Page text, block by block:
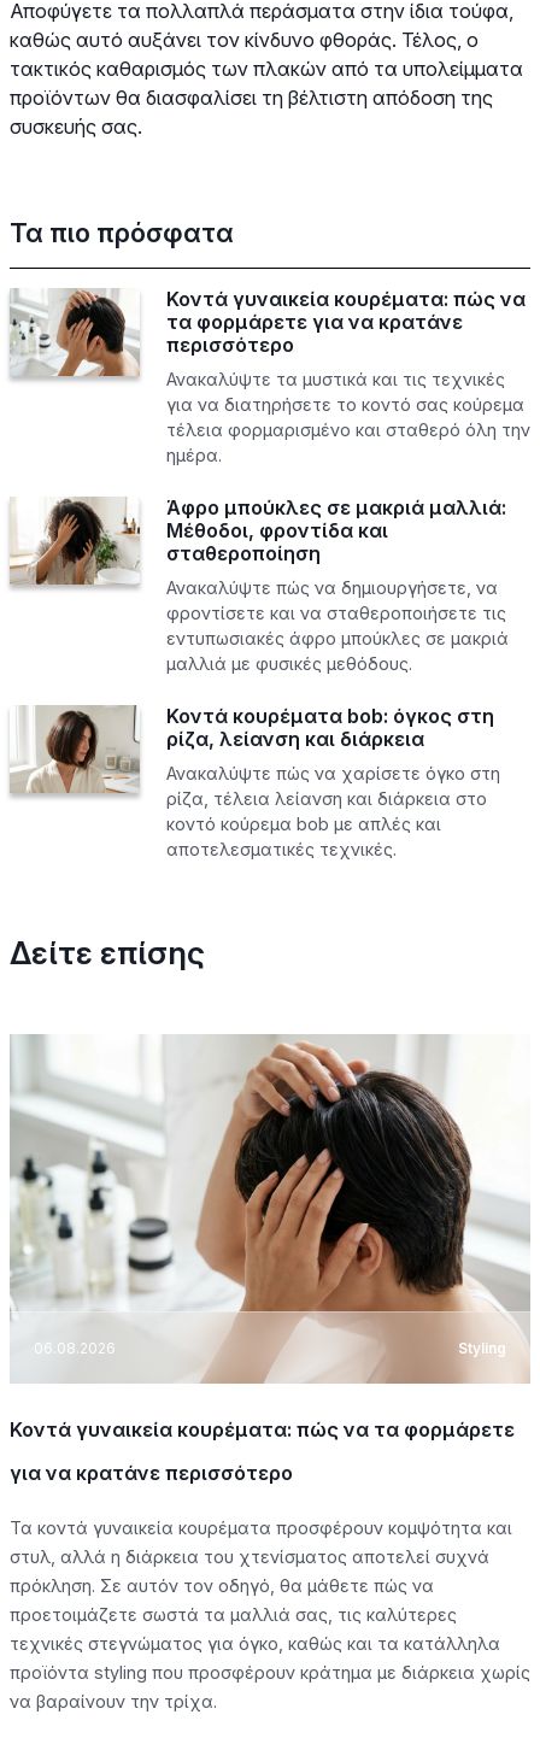
Αποφύγετε τα πολλαπλά περάσματα στην ίδια τούφα,
καθώς αυτό αυξάνει τον κίνδυνο φθοράς. Τέλος, ο
τακτικός καθαρισμός των πλακών από τα υπολείμματα
προϊόντων θα διασφαλίσει τη βέλτιστη απόδοση της
συσκευής σας.
Τα πιο πρόσφατα
Κοντά γυναικεία κουρέματα: πώς να
τα φορμάρετε για να κρατάνε
περισσότερο
Ανακαλύψτε τα μυστικά και τις τεχνικές
για να διατηρήσετε το κοντό σας κούρεμα
τέλεια φορμαρισμένο και σταθερό όλη την
ημέρα.
Άφρο μπούκλες σε μακριά μαλλιά:
Μέθοδοι, φροντίδα και
σταθεροποίηση
Ανακαλύψτε πώς να δημιουργήσετε, να
φροντίσετε και να σταθεροποιήσετε τις
εντυπωσιακές άφρο μπούκλες σε μακριά
μαλλιά με φυσικές μεθόδους.
Κοντά κουρέματα bob: όγκος στη
ρίζα, λείανση και διάρκεια
Ανακαλύψτε πώς να χαρίσετε όγκο στη
ρίζα, τέλεια λείανση και διάρκεια στο
κοντό κούρεμα bob με απλές και
αποτελεσματικές τεχνικές.
Δείτε επίσης
06.08.2026 Styling
Κοντά γυναικεία κουρέματα: πώς να τα φορμάρετε
για να κρατάνε περισσότερο
Τα κοντά γυναικεία κουρέματα προσφέρουν κομψότητα και
στυλ, αλλά η διάρκεια του χτενίσματος αποτελεί συχνά
πρόκληση. Σε αυτόν τον οδηγό, θα μάθετε πώς να
προετοιμάζετε σωστά τα μαλλιά σας, τις καλύτερες
τεχνικές στεγνώματος για όγκο, καθώς και τα κατάλληλα
προϊόντα styling που προσφέρουν κράτημα με διάρκεια χωρίς
να βαραίνουν την τρίχα.